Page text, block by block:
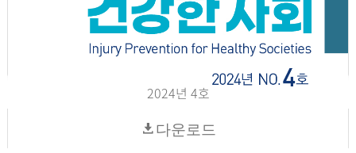
2024년 4호
다운로드